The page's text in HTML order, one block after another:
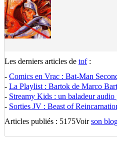
Les derniers articles de tof:
- Comics en Vrac : Bat-Man
- La Playlist : Bartok de Marco
- Streamy Kids : un baladeur audio
- Sorties JV : Beast of
Articles publiés : 5175Voirson